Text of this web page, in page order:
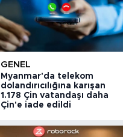
GENEL
Myanmar'da telekom
dolandırıcılığına karışan
1.178 Çin vatandaşı daha
Çin'e iade edildi